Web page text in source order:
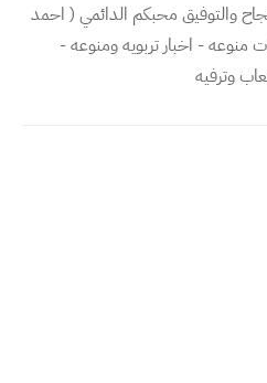
والتوفيق محبكم الدائمي ( احمد
- اخبار تربويه ومنوعه -
وترفيه